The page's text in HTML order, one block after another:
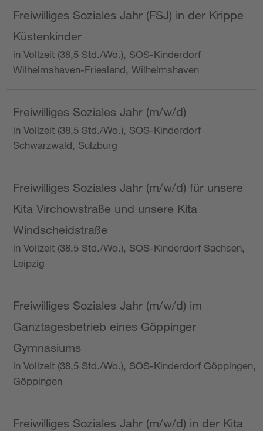
Freiwilliges Soziales Jahr (FSJ) in der Krippe
Küstenkinder
in Vollzeit (38,5 Std./Wo.), SOS-Kinderdorf
Wilhelmshaven-Friesland, Wilhelmshaven
Freiwilliges Soziales Jahr (m/w/d)
in Vollzeit (38,5 Std./Wo.), SOS-Kinderdorf
Schwarzwald, Sulzburg
Freiwilliges Soziales Jahr (m/w/d) für unsere
Kita Virchowstraße und unsere Kita
Windscheidstraße
in Vollzeit (38,5 Std./Wo.), SOS-Kinderdorf Sachsen,
Leipzig
Freiwilliges Soziales Jahr (m/w/d) im
Ganztagesbetrieb eines Göppinger
Gymnasiums
in Vollzeit (38,5 Std./Wo.), SOS-Kinderdorf Göppingen,
Göppingen
Freiwilliges Soziales Jahr (m/w/d) in der Kita